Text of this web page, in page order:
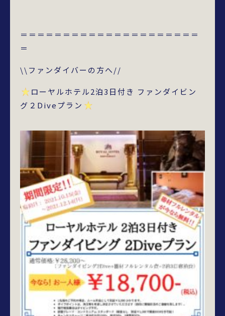
＝＝＝＝＝＝＝＝＝＝＝＝＝＝＝＝＝＝＝＝＝
＝
\\ファンダイバーの方へ//
ローヤルホテル2泊3日付き ファンダイビン
グ２Diveプラン